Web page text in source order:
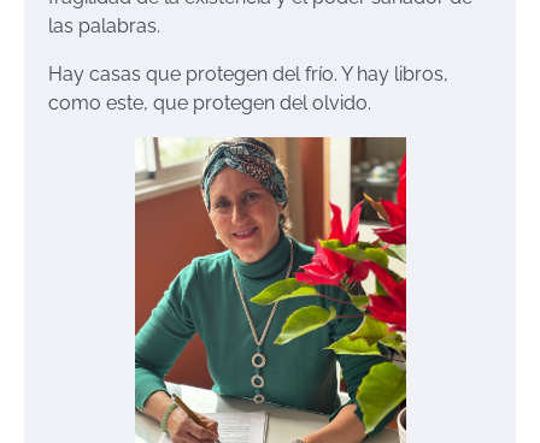
las palabras.
Hay casas que protegen del frío. Y hay libros,
como este, que protegen del olvido.